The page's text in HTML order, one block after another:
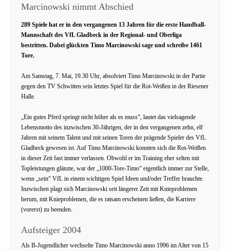
Marcinowski nimmt Abschied
289 Spiele hat er in den vergangenen 13 Jahren für die erste Handball-
Mannschaft des VfL Gladbeck in der Regional- und Oberliga
bestritten. Dabei glückten Timo Marcinowski sage und schreibe 1461
Tore.
Am Samstag, 7. Mai, 19.30 Uhr, absolviert Timo Marcinowski in der Partie
gegen den TV Schwitten sein letztes Spiel für die Rot-Weißen in der Riesener
Halle.
„Ein gutes Pferd springt nicht höher als es muss“, lautet das vielsagende
Lebensmotto des inzwischen 30-Jährigen, der in den vergangenen zehn, elf
Jahren mit seinem Talent und mit seinen Toren der prägende Spieler des VfL
Gladbeck gewesen ist. Auf Timo Marcinowski konnten sich die Rot-Weißen
in dieser Zeit fast immer verlassen. Obwohl er im Training eher selten mit
Topleistungen glänzte, war der „1000-Tore-Timo“ eigentlich immer zur Stelle,
wenn „sein“ VfL in einem wichtigen Spiel Ideen und/oder Treffer brauchte.
Inzwischen plagt sich Marcinowski seit längerer Zeit mit Knieproblemen
herum, mit Knieproblemen, die es ratsam erscheinen ließen, die Karriere
(vorerst) zu beenden.
Aufsteiger 2004
Als B-Jugendlicher wechselte Timo Marcinowski anno 1996 im Alter von 15